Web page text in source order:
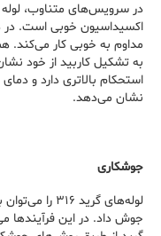
به تشکیل کاربید از خود
نشان می‌دهد.
جوشکاری
لوله‌های
جوش داد. در این فرآیندها